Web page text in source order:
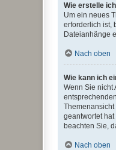
Wie erstelle
Um ein neues
erforderlich ist,
Dateianhänge
Nach oben
Wie kann ich
Wenn Sie nicht
geantwortet
beachten Sie,
Nach oben